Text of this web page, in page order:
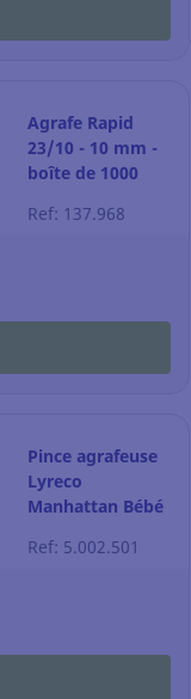
Agrafe Rapid
23/10 - 10 mm -
boîte de 1000
Ref: 137.968
Pince agrafeuse
Lyreco
Manhattan Bébé
feuilles - grise
Ref: 5.002.501